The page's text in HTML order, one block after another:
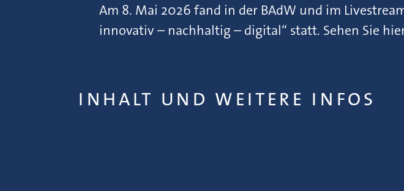
Am 8. Mai 2026 fand in der BAdW und im
innovativ – nachhaltig – digital“ statt. Sehen Sie
INHALT UND WEITERE INFOS